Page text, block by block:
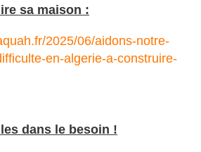
sa maison :
2025/06/aidons-notre-
en-algerie-a-construire-
dans le besoin !